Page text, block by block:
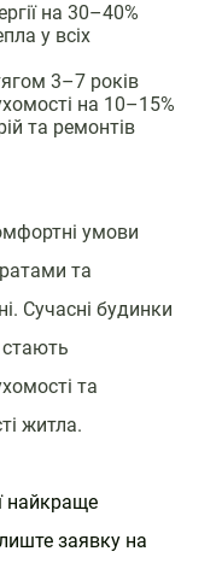
на 30–40%
у всіх
3–7 років
на 10–15%
та ремонтів
умови
та
Сучасні будинки
та
житла.
найкраще
заявку на